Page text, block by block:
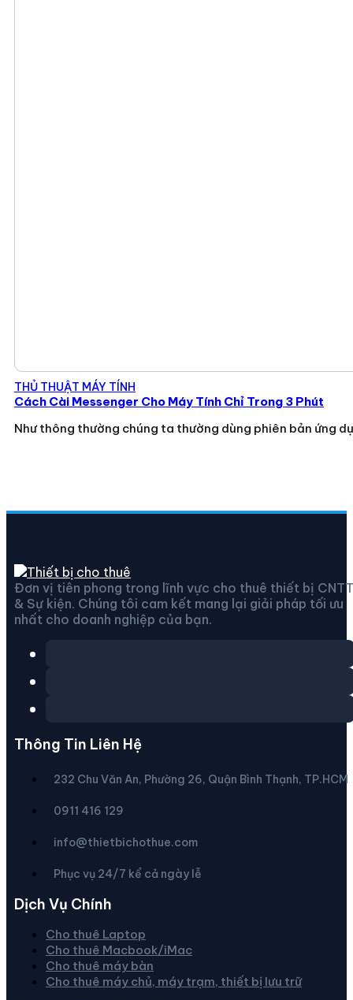
THỦ THUẬT MÁY TÍNH
Cách Cài Messenger Cho Máy Tính Chỉ Trong 3 Phút
Như thông thường chúng ta thường dùng phiên bản ứng
Đơn vị tiên phong trong lĩnh vực cho thuê thiết bị CNTT
& Sự kiện. Chúng tôi cam kết mang lại giải pháp tối ưu
nhất cho doanh nghiệp của bạn.
Thông Tin Liên Hệ
232 Chu Văn An, Phường 26, Quận Bình Thạnh, TP.HCM
0911 416 129
info@thietbichothue.com
Phục vụ 24/7 kể cả ngày lễ
Dịch Vụ Chính
Cho thuê Laptop
Cho thuê Macbook/iMac
Cho thuê máy bàn
Cho thuê máy chủ, máy trạm, thiết bị lưu trữ